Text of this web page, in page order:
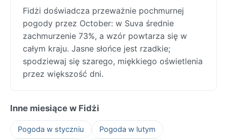
Fidżi doświadcza przeważnie pochmurnej
pogody przez October: w Suva średnie
zachmurzenie 73%, a wzór powtarza się w
całym kraju. Jasne słońce jest rzadkie;
spodziewaj się szarego, miękkiego oświetlenia
przez większość dni.
Inne miesiące w Fidżi
Pogoda w styczniu Pogoda w lutym